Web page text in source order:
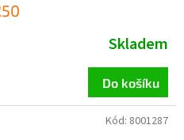
Skladem
Do košíku
Kód: 8001287